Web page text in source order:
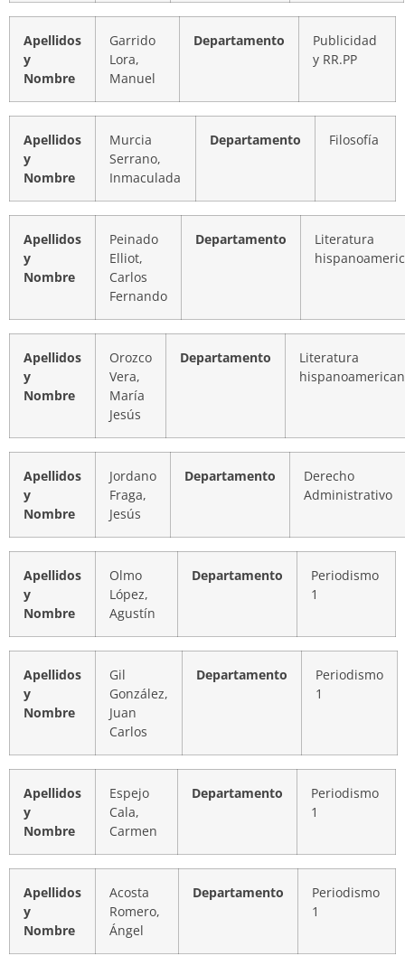
Apellidos
y
Nombre
Garrido
Lora,
Manuel
Departamento
Publicidad
y RR.PP
Apellidos
y
Nombre
Murcia
Serrano,
Inmaculada
Departamento Filosofía
Apellidos
y
Nombre
Peinado
Elliot,
Carlos
Fernando
Departamento
Literatura
Apellidos
y
Nombre
Orozco
Vera,
María
Jesús
Departamento
Literatura
Apellidos
y
Nombre
Jordano
Fraga,
Jesús
Departamento
Derecho
Administrativo
Apellidos
y
Nombre
Olmo
López,
Agustín
Departamento
Periodismo
1
Apellidos
y
Nombre
Gil
González,
Juan
Carlos
Departamento
Periodismo
1
Apellidos
y
Nombre
Espejo
Cala,
Carmen
Departamento
Periodismo
1
Apellidos
y
Nombre
Acosta
Romero,
Ángel
Departamento
Periodismo
1